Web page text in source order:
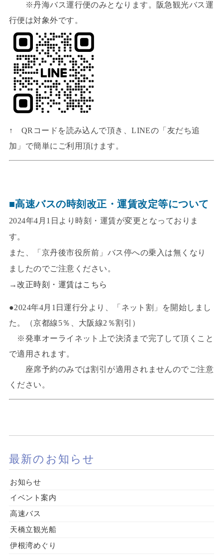
※丹海バス運行便のみとなります。阪急観光バス運
行便は対象外です。
↑ QRコードを読み込んで頂き、LINEの「友だち追
加」で簡単にご利用頂けます。
■高速バスの時刻改正・運賃改定等について
2024年4月1日より時刻・運賃が変更となっておりま
す。
また、「京丹後市役所前」バス停への乗入は無くなり
ましたのでご注意ください。
→改正時刻・運賃はこちら
●2024年4月1日運行分より、「ネット割」を開始しまし
た。（京都線5％、大阪線2％割引）
※発車オーライネット上で決済まで完了して頂くこと
で適用されます。
座席予約のみでは割引が適用されませんのでご注意
ください。
最新のお知らせ
お知らせ
イベント案内
高速バス
天橋立観光船
伊根湾めぐり